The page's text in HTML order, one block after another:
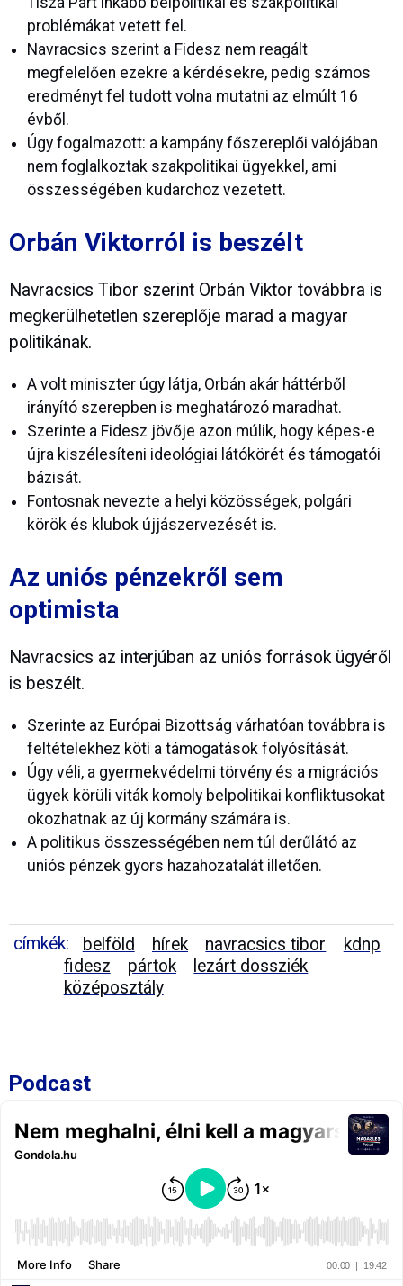
problémákat vetett fel.
Navracsics szerint a Fidesz nem reagált
megfelelően ezekre a kérdésekre, pedig számos
eredményt fel tudott volna mutatni az elmúlt 16
évből.
Úgy fogalmazott: a kampány főszereplői valójában
nem foglalkoztak szakpolitikai ügyekkel, ami
összességében kudarchoz vezetett.
Orbán Viktorról is beszélt
Navracsics Tibor szerint Orbán Viktor továbbra is
megkerülhetetlen szereplője marad a magyar
politikának.
A volt miniszter úgy látja, Orbán akár háttérből
irányító szerepben is meghatározó maradhat.
Szerinte a Fidesz jövője azon múlik, hogy képes-e
újra kiszélesíteni ideológiai látókörét és támogatói
bázisát.
Fontosnak nevezte a helyi közösségek, polgári
körök és klubok újjászervezését is.
Az uniós pénzekről sem
optimista
Navracsics az interjúban az uniós források ügyéről
is beszélt.
Szerinte az Európai Bizottság várhatóan továbbra is
feltételekhez köti a támogatások folyósítását.
Úgy véli, a gyermekvédelmi törvény és a migrációs
ügyek körüli viták komoly belpolitikai konfliktusokat
okozhatnak az új kormány számára is.
A politikus összességében nem túl derűlátó az
uniós pénzek gyors hazahozatalát illetően.
címkék: belföld hírek navracsics tibor
kdnp
fidesz
pártok
lezárt dossziék
középosztály
Podcast